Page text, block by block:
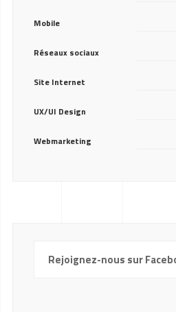
Mobile
Réseaux sociaux
Site Internet
UX/UI Design
Webmarketing
Rejoignez-nous sur